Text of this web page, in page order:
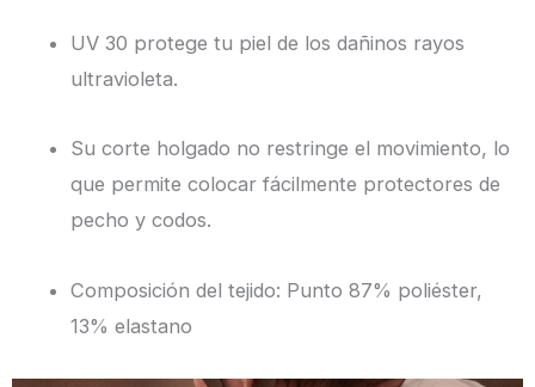
UV 30 protege tu piel de los dañinos rayos
ultravioleta.
Su corte holgado no restringe el movimiento, lo
que permite colocar fácilmente protectores de
pecho y codos.
Composición del tejido: Punto 87% poliéster,
13% elastano